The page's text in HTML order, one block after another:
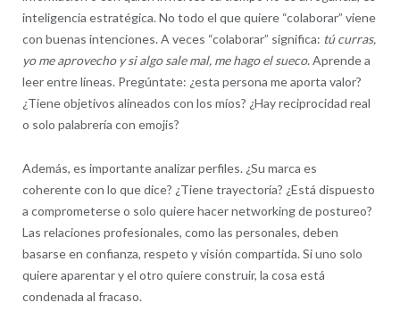
inteligencia estratégica. No todo el que quiere “colaborar” viene
con buenas intenciones. A veces “colaborar” significa: tú curras,
yo me aprovecho y si algo sale mal, me hago el sueco. Aprende a
leer entre líneas. Pregúntate: ¿esta persona me aporta valor?
¿Tiene objetivos alineados con los míos? ¿Hay reciprocidad real
o solo palabrería con emojis?
Además, es importante analizar perfiles. ¿Su marca es
coherente con lo que dice? ¿Tiene trayectoria? ¿Está dispuesto
a comprometerse o solo quiere hacer networking de postureo?
Las relaciones profesionales, como las personales, deben
basarse en confianza, respeto y visión compartida. Si uno solo
quiere aparentar y el otro quiere construir, la cosa está
condenada al fracaso.